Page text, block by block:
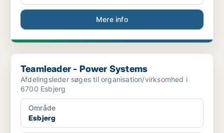
Mere info
Teamleader - Power Systems
Teamleader - Power Systems
Afdelingsleder søges til organisation/virksomhed i
6700 Esbjerg
Område
Esbjerg